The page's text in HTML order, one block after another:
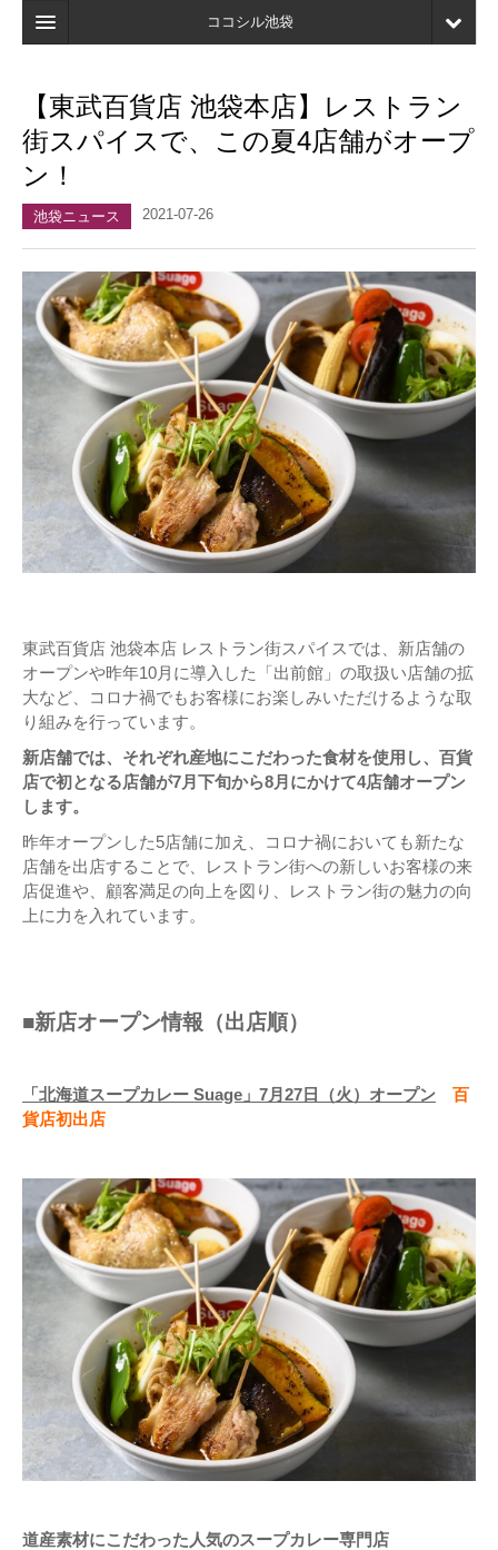
ココシル池袋
検索
店舗・施設最新情報
口コミ
マイページ
ブックマーク
【東武百貨店 池袋本店】レストラン
街スパイスで、この夏4店舗がオープ
ン！
池袋ニュース 2021-07-26
東武百貨店 池袋本店 レストラン街スパイスでは、新店舗の
オープンや昨年10月に導入した「出前館」の取扱い店舗の拡
大など、コロナ禍でもお客様にお楽しみいただけるような取
り組みを行っています。
新店舗では、それぞれ産地にこだわった食材を使用し、百貨
店で初となる店舗が7月下旬から8月にかけて4店舗オープン
します。
昨年オープンした5店舗に加え、コロナ禍においても新たな
店舗を出店することで、レストラン街への新しいお客様の来
店促進や、顧客満足の向上を図り、レストラン街の魅力の向
上に力を入れています。
■新店オープン情報（出店順）
「北海道スープカレー Suage」7月27日（火）オープン
百
貨店初出店
道産素材にこだわった人気のスープカレー専門店